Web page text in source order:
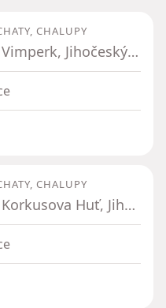
CHALUPY
Vimperk - Vimperk, Jihočeský kraj
CHALUPY
Vimperk - Korkusova Huť, Jihočeský kraj